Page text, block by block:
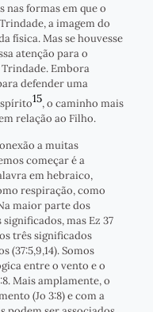
nas formas em que o
a imagem do
física. Mas se houvesse
atenção para o
Embora
defender uma
15, o caminho mais
relação ao Filho.
a muitas
começar é a
em hebraico,
respiração, como
maior parte dos
mas Ez 37
três significados
(37:5,9,14). Somos
entre o vento e o
Mais amplamente, o
(Jo 3:8) e com a